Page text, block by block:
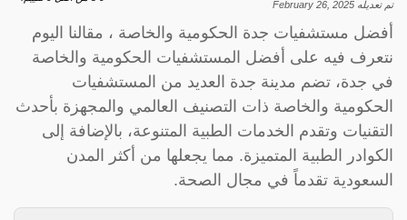
تم تعديله February 26, 2025
أفضل مستشفيات جدة الحكومية والخاصة ، مقالنا اليوم
نتعرف فيه على أفضل المستشفيات الحكومية والخاصة
في جدة، تضم مدينة جدة العديد من المستشفيات
الحكومية والخاصة ذات التصنيف العالمي والمجهزة بأحدث
التقنيات وتقدم الخدمات الطبية المتنوعة، بالإضافة إلى
الكوادر الطبية المتميزة. مما يجعلها من أكثر المدن
السعودية تقدماً في مجال الصحة.